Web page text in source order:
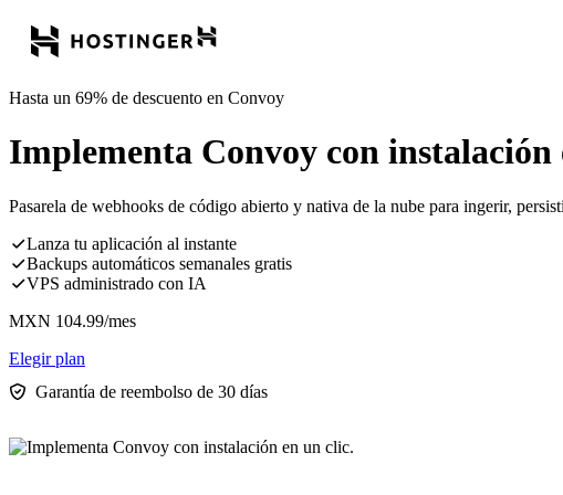
Hasta un 69% de descuento en Convoy
Implementa Convoy con instalación
Pasarela de webhooks de código abierto y nativa de la nube para ingerir,
Lanza tu aplicación al instante
Backups automáticos semanales gratis
VPS administrado con IA
MXN 104.99/mes
Elegir plan
Garantía de reembolso de 30 días